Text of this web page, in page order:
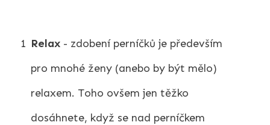
1 Relax - zdobení perníčků je především
pro mnohé ženy (anebo by být mělo)
relaxem. Toho ovšem jen těžko
dosáhnete, když se nad perníčkem